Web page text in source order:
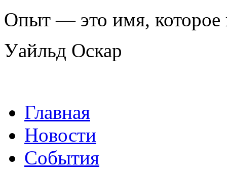
Опыт — это имя,
Уайльд Оскар
Главная
Новости
События